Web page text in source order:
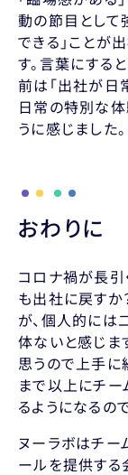
動の節目として
できる」ことが
す。言葉にする
前は「出社が日
日常の特別な体
うに感じました。
おわりに
コロナ禍が長引
も出社に戻すか
が、個人的には
体ないと感じま
思うので上手に
まで以上にチー
るようになるの
ヌーラボはチー
ールを提供する